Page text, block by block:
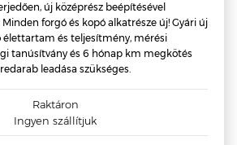
új középrész beépítésével
forgó és kopó alkatrésze új! Gyári új
élettartam és teljesítmény, mérési
tanúsítvány és 6 hónap km megkötés
leadása szükséges.
Raktáron
Ingyen szállítjuk